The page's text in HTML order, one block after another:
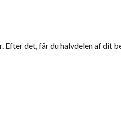
det, får du halvdelen af dit